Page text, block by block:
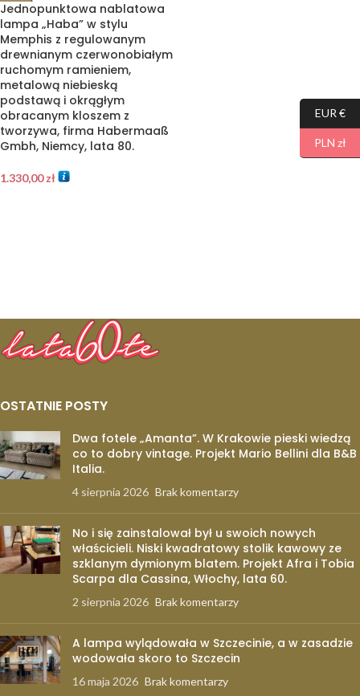
Jednopunktowa nablatowa
lampa „Haba” w stylu
Memphis z regulowanym
drewnianym czerwonobiałym
ruchomym ramieniem,
metalową niebieską
podstawą i okrągłym
obracanym kloszem z
tworzywa, firma Habermaaß
Gmbh, Niemcy, lata 80.
1.330,00zł
OSTATNIE POSTY
Dwa fotele „Amanta”. W Krakowie pieski wiedzą
co to dobry vintage. Projekt Mario Bellini dla B&B
Italia.
4 sierpnia 2026 Brak komentarzy
No i się zainstalował był u swoich nowych
właścicieli. Niski kwadratowy stolik kawowy ze
szklanym dymionym blatem. Projekt Afra i Tobia
Scarpa dla Cassina, Włochy, lata 60.
2 sierpnia 2026 Brak komentarzy
A lampa wylądowała w Szczecinie, a w zasadzie
wodowała skoro to Szczecin
16 maja 2026 Brak komentarzy
EUR €
PLN zł